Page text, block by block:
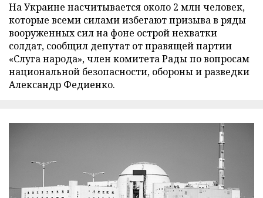
На Украине насчитывается около 2 млн человек,
которые всеми силами избегают призыва в ряды
вооруженных сил на фоне острой нехватки
солдат, сообщил депутат от правящей партии
«Слуга народа», член комитета Рады по вопросам
национальной безопасности, обороны и разведки
Александр Федиенко.